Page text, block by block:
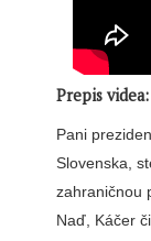
Prepis videa:
Pani
Slovenska,
zahraničnou
Naď, Káčer